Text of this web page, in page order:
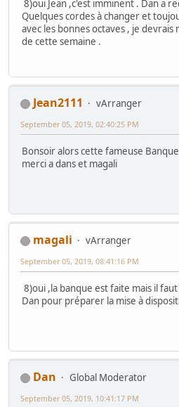
8)oui Jean ,c'est imminent . Dan a
Quelques cordes à changer et
avec les bonnes octaves , je
de cette semaine .
Jean2111
vArranger
September 05, 2019, 02:40:25 PM
Bonsoir alors cette fameuse
merci a dans et magali
magali
vArranger
September 05, 2019, 08:41:16 PM
8)oui ,la banque est faite mais il
Dan pour préparer la mise à
Dan
Global Moderator
September 05, 2019, 10:41:17 PM